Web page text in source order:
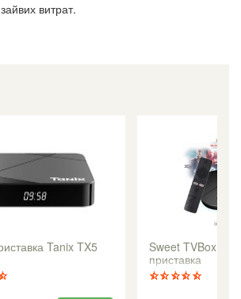
витрат.
Tanix TX5
Sweet TVBox 4K
приставка